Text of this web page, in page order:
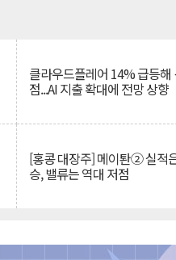
클라우드플레어 14% 급등해
점...AI 지출 확대에 전망 상향
[홍콩 대장주] 메이퇀② 실적
승, 밸류는 역대 저점